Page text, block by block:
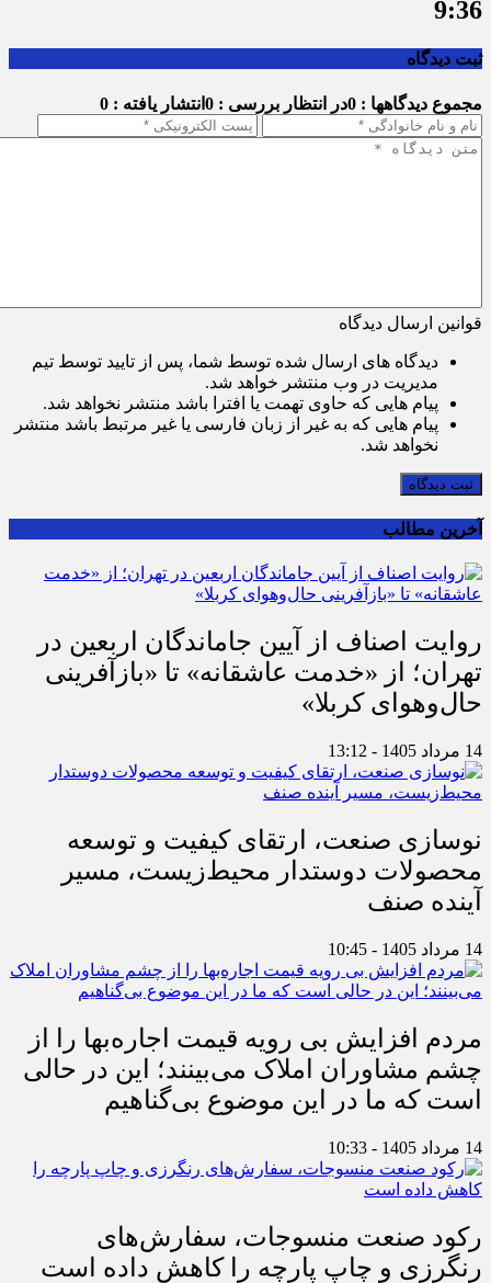
9:36
ثبت دیدگاه
مجموع دیدگاهها : 0 در انتظار بررسی : 0 انتشار یافته : 0
قوانین ارسال دیدگاه
دیدگاه های ارسال شده توسط شما، پس از تایید توسط تیم
مدیریت در وب منتشر خواهد شد.
پیام هایی که حاوی تهمت یا افترا باشد منتشر نخواهد شد.
پیام هایی که به غیر از زبان فارسی یا غیر مرتبط باشد منتشر
نخواهد شد.
ثبت دیدگاه
آخرین مطالب
روایت اصناف از آیین جاماندگان اربعین در
تهران؛ از «خدمت عاشقانه» تا «بازآفرینی
حال‌وهوای کربلا»
14 مرداد 1405 - 13:12
نوسازی صنعت، ارتقای کیفیت و توسعه
محصولات دوستدار محیط‌زیست، مسیر
آینده صنف
14 مرداد 1405 - 10:45
مردم افزایش بی رویه قیمت اجاره‌بها را از
چشم مشاوران املاک می‌بینند؛ این در حالی
است که ما در این موضوع بی‌گناهیم
14 مرداد 1405 - 10:33
رکود صنعت منسوجات، سفارش‌های
رنگرزی و چاپ پارچه را کاهش داده است